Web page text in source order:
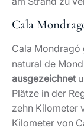
Cala
Cala Mondragó
natural de
ausgezeichnet
Plätze in der
zehn Kilometer
Kilometer von